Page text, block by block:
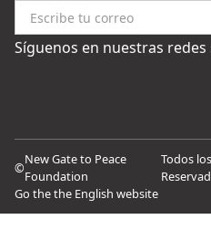
Síguenos en nuestras redes
©
New Gate to Peace
Foundation
Todos
Go the the English website